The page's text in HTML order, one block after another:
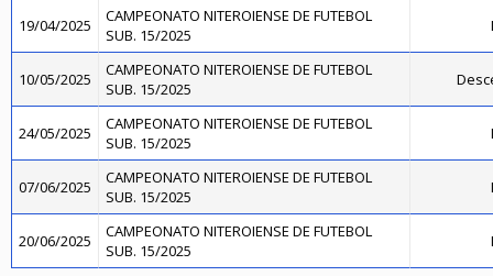
19/04/2025
CAMPEONATO NITEROIENSE DE FUTEBOL
SUB. 15/2025
10/05/2025
CAMPEONATO NITEROIENSE DE FUTEBOL
SUB. 15/2025
24/05/2025
CAMPEONATO NITEROIENSE DE FUTEBOL
SUB. 15/2025
07/06/2025
CAMPEONATO NITEROIENSE DE FUTEBOL
SUB. 15/2025
20/06/2025
CAMPEONATO NITEROIENSE DE FUTEBOL
SUB. 15/2025